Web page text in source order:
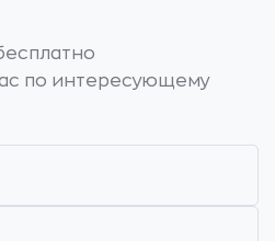
по интересующему